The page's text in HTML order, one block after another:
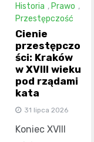
Historia , Prawo ,
Przestępczość
Cienie
przestępczo
ści: Kraków
w XVIII wieku
pod rządami
kata
31 lipca 2026
Koniec XVIII